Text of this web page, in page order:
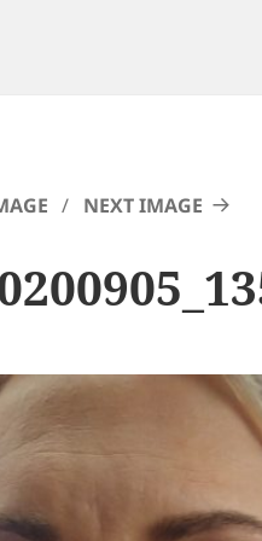
NEXT IMAGE